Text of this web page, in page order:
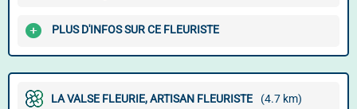
PLUS D'INFOS SUR CE FLEURISTE
LA VALSE FLEURIE, ARTISAN FLEURISTE (4.7 km)